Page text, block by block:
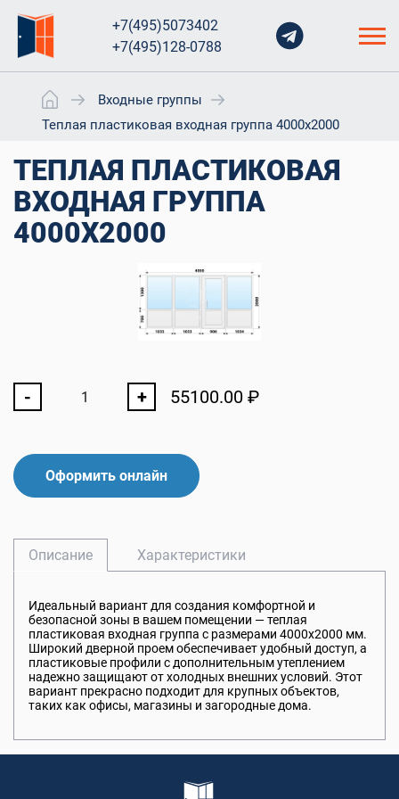
+7(495)5073402
+7(495)128-0788
Входные группы
Теплая пластиковая входная группа 4000x2000
ТЕПЛАЯ ПЛАСТИКОВАЯ
ВХОДНАЯ ГРУППА
4000X2000
- + 55100.00 ₽
Оформить онлайн
Описание Характеристики
Идеальный вариант для создания комфортной и
безопасной зоны в вашем помещении — теплая
пластиковая входная группа с размерами 4000x2000 мм.
Широкий дверной проем обеспечивает удобный доступ, а
пластиковые профили с дополнительным утеплением
надежно защищают от холодных внешних условий. Этот
вариант прекрасно подходит для крупных объектов,
таких как офисы, магазины и загородные дома.